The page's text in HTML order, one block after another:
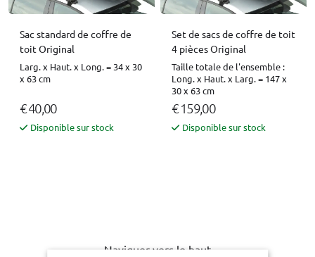
Sac standard de coffre de
toit Original
Larg. x Haut. x Long. = 34 x 30
x 63 cm
€ 40,00
Disponible sur stock
Set de sacs de coffre de toit
4 pièces Original
Taille totale de l'ensemble :
Long. x Haut. x Larg. = 147 x
30 x 63 cm
€ 159,00
Disponible sur stock
Naviguer vers le haut